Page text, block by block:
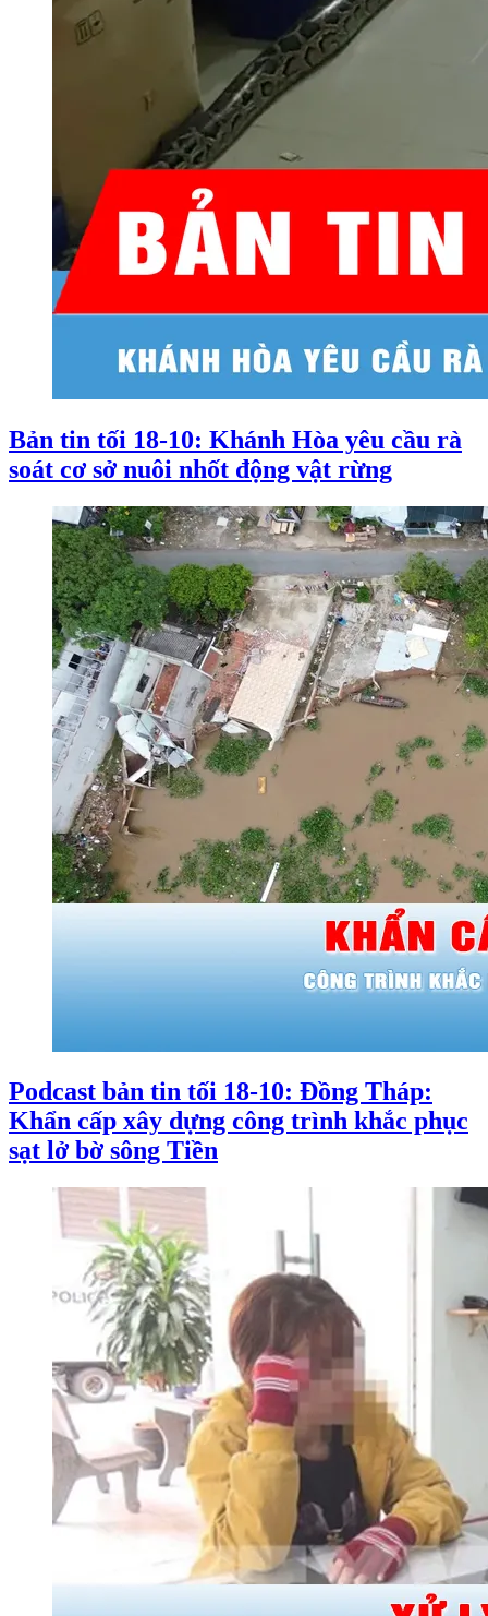
Bản tin tối 18-10: Khánh Hòa yêu cầu rà
soát cơ sở nuôi nhốt động vật rừng
Podcast bản tin tối 18-10: Đồng Tháp:
Khẩn cấp xây dựng công trình khắc phục
sạt lở bờ sông Tiền